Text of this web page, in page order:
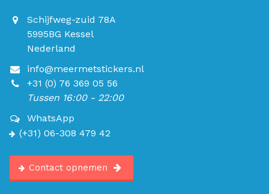
Schijfweg-zuid 78A
5995BG Kessel
Nederland
info@meermetstickers.nl
+31 (0) 76 369 05 56
Tussen 16:00 - 22:00
WhatsApp
(+31) 06-308 479 42
Contact opnemen